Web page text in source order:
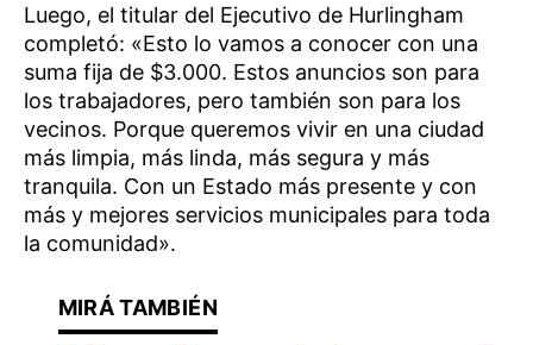
Luego, el titular del Ejecutivo de Hurlingham
completó: «Esto lo vamos a conocer con una
suma fija de $3.000. Estos anuncios son para
los trabajadores, pero también son para los
vecinos. Porque queremos vivir en una ciudad
más limpia, más linda, más segura y más
tranquila. Con un Estado más presente y con
más y mejores servicios municipales para toda
la comunidad».